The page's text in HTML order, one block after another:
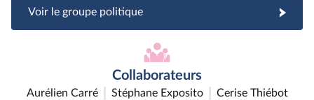
Voir le groupe politique
Collaborateurs
Aurélien Carré Stéphane Exposito Cerise Thiébot